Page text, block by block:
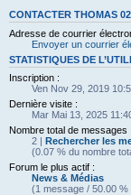
CONTACTER THOMAS 02
Adresse de courrier
Envoyer un courrier
STATISTIQUES DE
Inscription :
Ven Nov 29, 2019
Dernière visite :
Mar Mai 13, 2025
Nombre total de messages :
2 | Rechercher les
(0.07 % du nombre
Forum le plus actif :
News & Médias
(1 message / 50.00 %